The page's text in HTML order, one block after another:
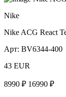
Nike
Nike ACG React
Арт: BV6344-400
43 EUR
8990 ₽ 16990 ₽